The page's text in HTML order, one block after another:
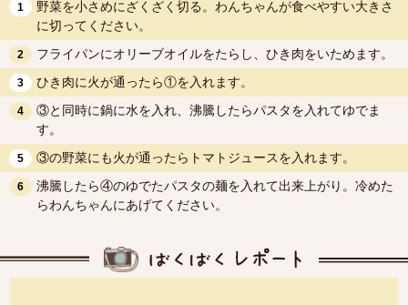
1
野菜を小さめにざくざく切る。わんちゃんが食べやすい大きさ
に切ってください。
2 フライパンにオリーブオイルをたらし、ひき肉をいためます。
3 ひき肉に火が通ったら①を入れます。
4
③と同時に鍋に水を入れ、沸騰したらパスタを入れてゆでま
す。
5 ③の野菜にも火が通ったらトマトジュースを入れます。
6
沸騰したら④のゆでたパスタの麺を入れて出来上がり。冷めた
らわんちゃんにあげてください。